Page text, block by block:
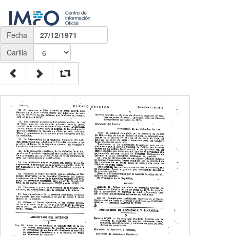
Fecha
27/12/1971
Carilla